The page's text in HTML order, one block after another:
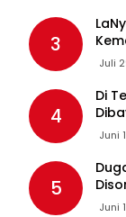
3
Juli
4
Di
Juni
5
Juni